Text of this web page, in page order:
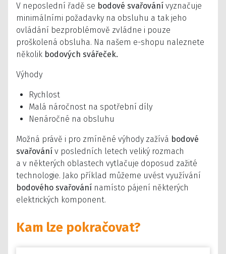
V neposlední řadě se bodové svařování vyznačuje
minimálními požadavky na obsluhu a tak jeho
ovládání bezproblémově zvládne i pouze
proškolená obsluha. Na našem e-shopu naleznete
několik bodových svářeček.
Výhody
Rychlost
Malá náročnost na spotřební díly
Nenáročné na obsluhu
Možná právě i pro zmíněné výhody zažívá bodové
svařování v posledních letech veliký rozmach
a v některých oblastech vytlačuje doposud zažité
technologie. Jako příklad můžeme uvést využívání
bodového svařování namísto pájení některých
elektrických komponent.
Kam lze pokračovat?